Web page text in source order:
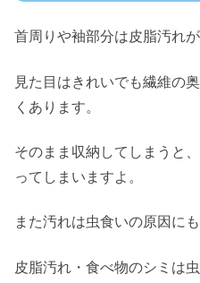
首周りや袖部分は皮脂汚れ
見た目はきれいでも繊維の
くあります。
そのまま収納してしまうと
ってしまいますよ。
また汚れは虫食いの原因にも
皮脂汚れ・食べ物のシミは